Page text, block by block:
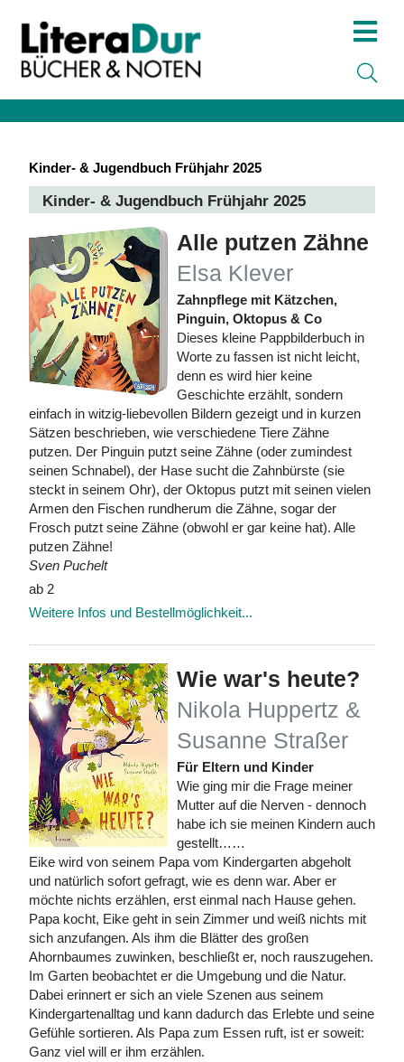
Kinder- & Jugendbuch Frühjahr 2025
Kinder- & Jugendbuch Frühjahr 2025
Alle putzen Zähne
Elsa Klever
Zahnpflege mit Kätzchen,
Pinguin, Oktopus & Co
Dieses kleine Pappbilderbuch in
Worte zu fassen ist nicht leicht,
denn es wird hier keine
Geschichte erzählt, sondern
einfach in witzig-liebevollen Bildern gezeigt und in kurzen
Sätzen beschrieben, wie verschiedene Tiere Zähne
putzen. Der Pinguin putzt seine Zähne (oder zumindest
seinen Schnabel), der Hase sucht die Zahnbürste (sie
steckt in seinem Ohr), der Oktopus putzt mit seinen vielen
Armen den Fischen rundherum die Zähne, sogar der
Frosch putzt seine Zähne (obwohl er gar keine hat). Alle
putzen Zähne!
Sven Puchelt
ab 2
Weitere Infos und Bestellmöglichkeit...
Wie war's heute?
Nikola Huppertz &
Susanne Straßer
Für Eltern und Kinder
Wie ging mir die Frage meiner
Mutter auf die Nerven - dennoch
habe ich sie meinen Kindern auch
gestellt……
Eike wird von seinem Papa vom Kindergarten abgeholt
und natürlich sofort gefragt, wie es denn war. Aber er
möchte nichts erzählen, erst einmal nach Hause gehen.
Papa kocht, Eike geht in sein Zimmer und weiß nichts mit
sich anzufangen. Als ihm die Blätter des großen
Ahornbaumes zuwinken, beschließt er, noch rauszugehen.
Im Garten beobachtet er die Umgebung und die Natur.
Dabei erinnert er sich an viele Szenen aus seinem
Kindergartenalltag und kann dadurch das Erlebte und seine
Gefühle sortieren. Als Papa zum Essen ruft, ist er soweit:
Ganz viel will er ihm erzählen.